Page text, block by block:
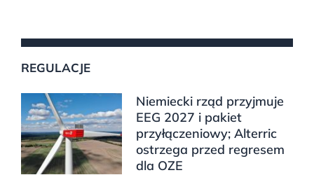
REGULACJE
Niemiecki rząd przyjmuje
EEG 2027 i pakiet
przyłączeniowy; Alterric
ostrzega przed regresem
dla OZE